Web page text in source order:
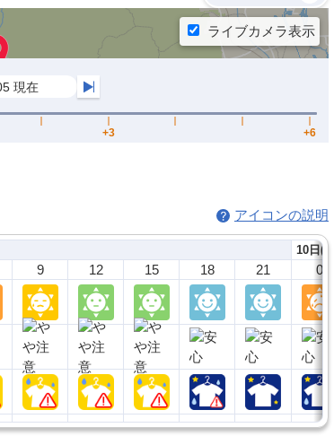
アイコンの説明
9 12 15 18 21
10日(月)
0